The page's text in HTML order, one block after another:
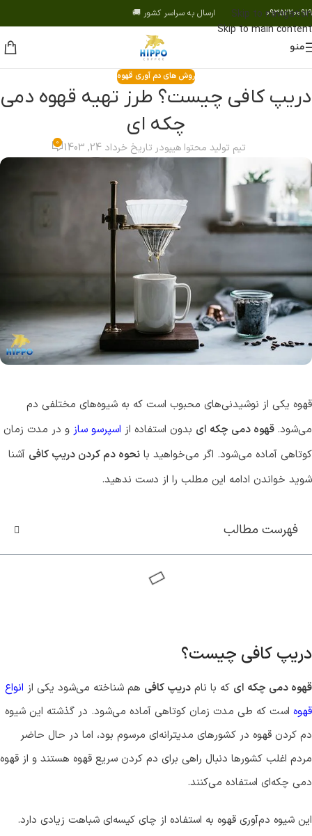
Skip to navigation
Skip to main content
09352200919 ارسال به سراسر کشور 🚚
منو
روش های دم آوری قهوه
دریپ کافی چیست؟ طرز تهیه قهوه دمی
چکه ای
تیم تولید محتوا هیپودر تاریخ خرداد 24, 1403 0
قهوه یکی از نوشیدنی‌های محبوب است که به شیوه‌های مختلفی دم
می‌شود. قهوه دمی چکه ای بدون استفاده از اسپرسو ساز و در مدت زمان
کوتاهی آماده می‌شود. اگر می‌خواهید با نحوه دم کردن دریپ کافی آشنا
شوید خواندن ادامه این مطلب را از دست ندهید.
فهرست مطالب
دریپ کافی چیست؟
قهوه دمی چکه ای که با نام دریپ کافی هم شناخته می‌شود یکی از انواع
قهوه است که طی مدت زمان کوتاهی آماده می‌شود. در گذشته این شیوه
دم کردن قهوه در کشورهای مدیترانه‌ای مرسوم بود، اما در حال حاضر
مردم اغلب کشورها دنبال راهی برای دم کردن سریع قهوه هستند و از قهوه
دمی چکه‌ای استفاده می‌کنند.
این شیوه دم‌آوری قهوه به استفاده از چای کیسه‌ای شباهت زیادی دارد.
سوپر کافئین هیپو(70%روبوستا)
قوی ترین قهوه ایران
کاپوچینو
طعمی که ارزش امتحان